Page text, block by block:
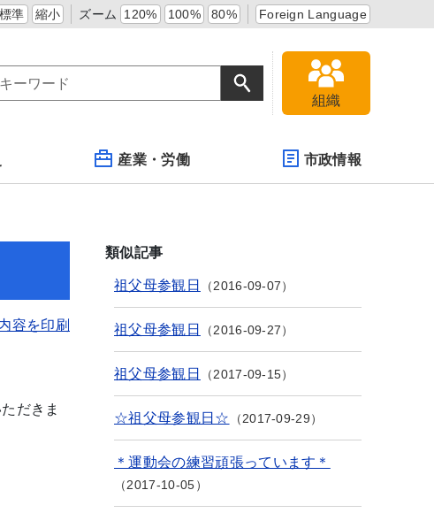
標準 縮小 ズーム 120% 100% 80% Foreign Language
組織
産業・労働 市政情報
容を印刷
だきま
類似記事
祖父母参観日 2016-09-07
祖父母参観日 2016-09-27
祖父母参観日 2017-09-15
☆祖父母参観日☆ 2017-09-29
＊運動会の練習頑張っています＊
2017-10-05